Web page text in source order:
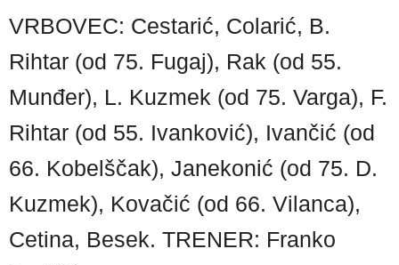
VRBOVEC: Cestarić, Colarić, B.
Rihtar (od 75. Fugaj), Rak (od 55.
Munđer), L. Kuzmek (od 75. Varga), F.
Rihtar (od 55. Ivanković), Ivančić (od
66. Kobelščak), Janekonić (od 75. D.
Kuzmek), Kovačić (od 66. Vilanca),
Cetina, Besek. TRENER: Franko